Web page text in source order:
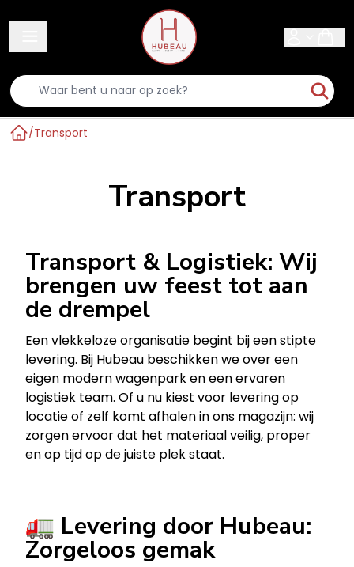
/Transport
Transport
Transport & Logistiek: Wij
brengen uw feest tot aan
de drempel
Een vlekkeloze organisatie begint bij een stipte
levering. Bij Hubeau beschikken we over een
eigen modern wagenpark en een ervaren
logistiek team. Of u nu kiest voor levering op
locatie of zelf komt afhalen in ons magazijn: wij
zorgen ervoor dat het materiaal veilig, proper
en op tijd op de juiste plek staat.
🚛 Levering door Hubeau:
Zorgeloos gemak